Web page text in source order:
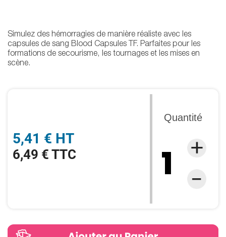
5,41 € HT
6,49 € TTC
Quantité
Simulez des hémorragies de manière réaliste avec les
capsules de sang Blood Capsules TF. Parfaites pour les
formations de secourisme, les tournages et les mises en
scène.